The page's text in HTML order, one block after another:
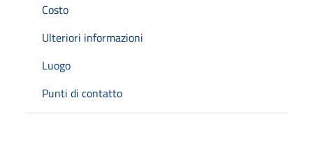
Costo
Ulteriori informazioni
Luogo
Punti di contatto